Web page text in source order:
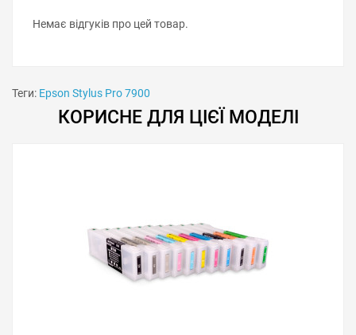
Немає відгуків про цей товар.
Теги: Epson Stylus Pro 7900
КОРИСНЕ ДЛЯ ЦІЄЇ МОДЕЛІ